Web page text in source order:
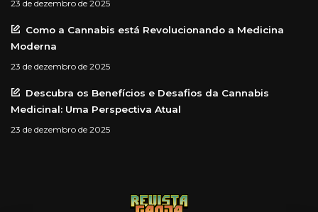
23 de dezembro de 2025
Como a Cannabis está Revolucionando a Medicina
Moderna
23 de dezembro de 2025
Descubra os Benefícios e Desafios da Cannabis
Medicinal: Uma Perspectiva Atual
23 de dezembro de 2025